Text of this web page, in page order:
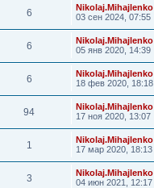
6
Nikolaj.Mihajlenko
03 сен 2024, 07:55
6
Nikolaj.Mihajlenko
05 янв 2020, 14:39
6
Nikolaj.Mihajlenko
18 фев 2020, 18:18
94
Nikolaj.Mihajlenko
17 ноя 2020, 13:07
1
Nikolaj.Mihajlenko
17 мар 2020, 18:13
3
Nikolaj.Mihajlenko
04 июн 2021, 12:17